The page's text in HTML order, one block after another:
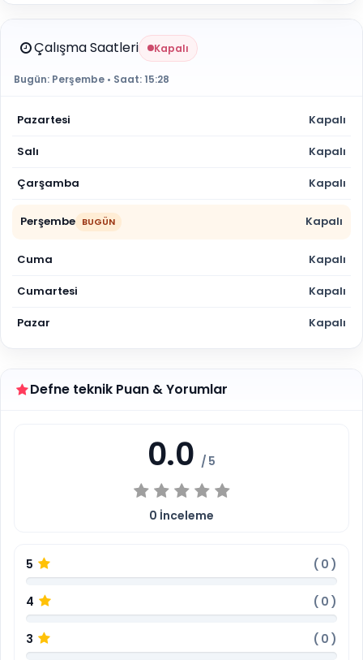
Çalışma Saatleri Kapalı
Bugün: Perşembe • Saat:15:28
Pazartesi Kapalı
Salı Kapalı
Çarşamba Kapalı
Perşembe BUGÜN Kapalı
Cuma Kapalı
Cumartesi Kapalı
Pazar Kapalı
Defne teknik Puan & Yorumlar
0.0 / 5
0 İnceleme
5 ( 0 )
4 ( 0 )
3 ( 0 )